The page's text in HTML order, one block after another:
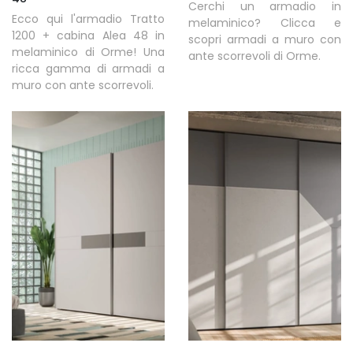
Ecco qui l'armadio Tratto
1200 + cabina Alea 48 in
melaminico di Orme! Una
ricca gamma di armadi a
muro con ante scorrevoli.
Cerchi un armadio in
melaminico? Clicca e
scopri armadi a muro con
ante scorrevoli di Orme.